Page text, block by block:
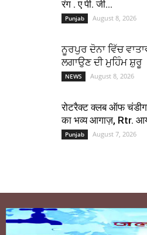
रंग . ए पी. जी...
Punjab August 8, 2026
ਨੂਰਪੁਰ ਦੋਨਾ ਵਿੱਚ
ਲਗਾਉਣ ਦੀ ਮੁਹਿੰਮ ਸ਼ੁਰੂ
NEWS August 8, 2026
रोटरैक्ट क्लब ऑफ
का भव्य आगाज़, Rtr.
Punjab August 7, 2026